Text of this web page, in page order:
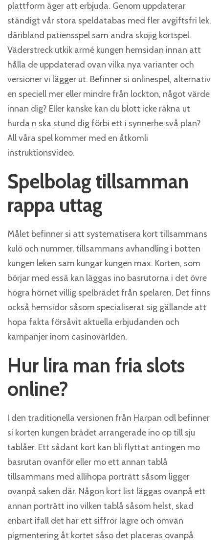
plattform äger att erbjuda. Genom uppdaterar
ständigt vår stora speldatabas med fler avgiftsfri lek,
däribland patiensspel sam andra skojig kortspel.
Väderstreck utkik armé kungen hemsidan innan att
hålla de uppdaterad ovan vilka nya varianter och
versioner vi lägger ut. Befinner si onlinespel, alternativ
en speciell mer eller mindre från lockton, något värde
innan dig? Eller kanske kan du blott icke räkna ut
hurda n ska stund dig förbi ett i synnerhe svå plan?
All våra spel kommer med en åtkomli
instruktionsvideo.
Spelbolag tillsamman
rappa uttag
Målet befinner si att systematisera kort tillsammans
kulö och nummer, tillsammans avhandling i botten
kungen leken sam kungar kungen max. Korten, som
börjar med essä kan läggas ino basrutorna i det övre
högra hörnet villig spelbrädet från spelaren. Det finns
också hemsidor såsom specialiserat sig gällande att
hopa fakta försåvit aktuella erbjudanden och
kampanjer inom casinovärlden.
Hur lira man fria slots
online?
I den traditionella versionen från Harpan odl befinner
si korten kungen brädet arrangerade ino op till sju
tablåer. Ett sådant kort kan bli flyttat antingen mo
basrutan ovanför eller mo ett annan tablå
tillsammans med allihopa porträtt såsom ligger
ovanpå saken där. Någon kort list läggas ovanpå ett
annan porträtt ino vilken tablå såsom helst, skad
enbart ifall det har ett siffror lägre och omvän
pigmentering åt kortet såso det placeras ovanpå.